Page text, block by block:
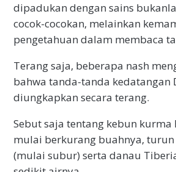
dipadukan dengan sains
cocok-cocokan, melainkan
pengetahuan dalam membaca
Terang saja, beberapa nash
bahwa tanda-tanda kedatangan
diungkapkan secara terang.
Sebut saja tentang kebun kurma
mulai berkurang buahnya,
(mulai subur) serta danau